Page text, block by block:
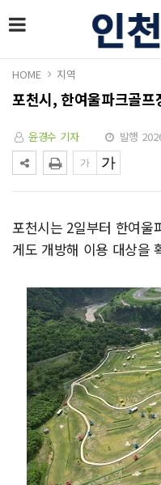
HOME 지역
포천시, 한여울파크골
윤경수 기자 발행
포천시는 2일부터 한여울
게도 개방해 이용 대상을